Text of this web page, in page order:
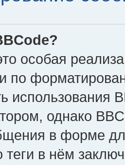
особая
по
использования
однако
в форме
теги в нём